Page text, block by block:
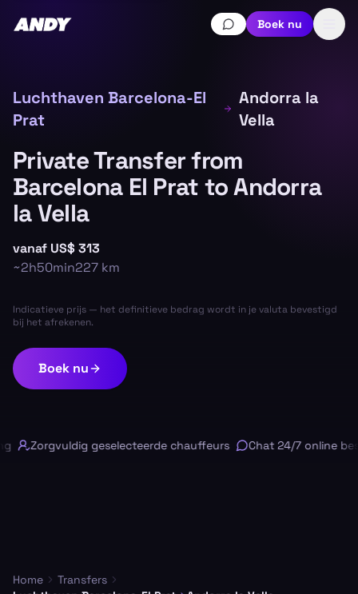
Boek nu
Luchthaven Barcelona-El
Prat
Andorra la
Vella
Private Transfer from
Barcelona El Prat to Andorra
la Vella
vanaf US$ 313
~2h50min227 km
Indicatieve prijs — het definitieve bedrag wordt in je valuta bevestigd
bij het afrekenen.
Boek nu
Zorgvuldig geselecteerde chauffeurs Chat 24/7 online
Home
Transfers